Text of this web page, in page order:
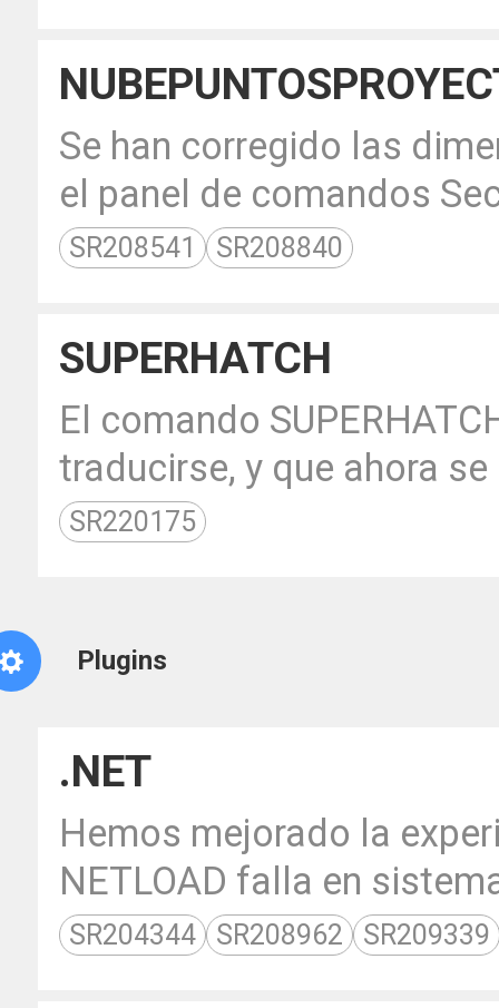
Se han corregido las
el panel de comandos
SR208541 SR208840
SUPERHATCH
El comando
traducirse, y que ahora
SR220175
Plugins
.NET
Hemos mejorado la
NETLOAD falla en
SR204344 SR208962 SR209339